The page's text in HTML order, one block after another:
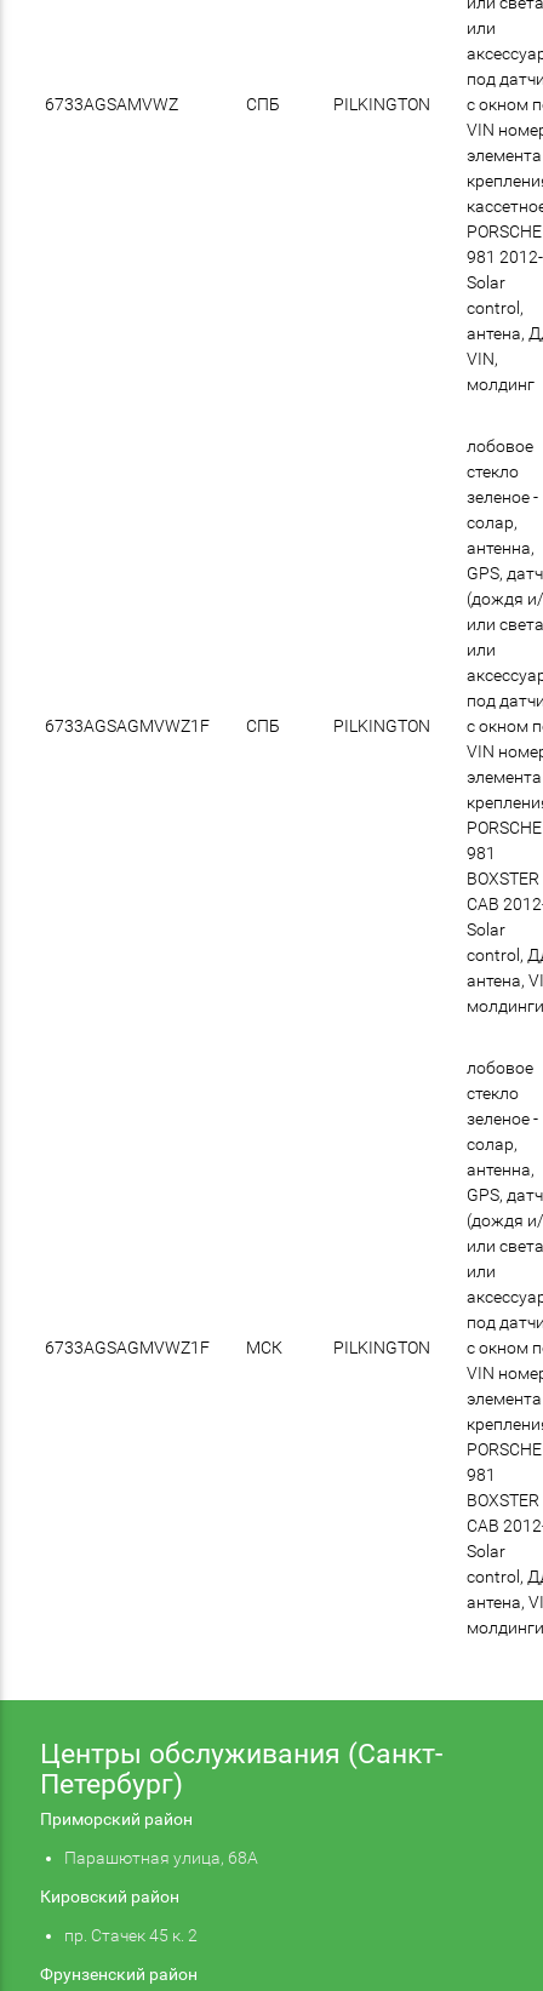
6733AGSAMVWZ СПБ PILKINGTON
или
под
с окном
VIN
PORSCHE
981 2012-
Solar
control,
антена,
VIN,
молдинг
6733AGSAGMVWZ1F СПБ PILKINGTON
лобовое
стекло
зеленое -
солар,
антенна,
GPS,
(дождя
или
или
под
с окном
VIN
PORSCHE
981
BOXSTER
CAB
Solar
control,
антена,
6733AGSAGMVWZ1F МСК PILKINGTON
лобовое
стекло
зеленое -
солар,
антенна,
GPS,
(дождя
или
или
под
с окном
VIN
PORSCHE
981
BOXSTER
CAB
Solar
control,
антена,
Центры обслуживания (Санкт-
Петербург)
Приморский район
Парашютная улица, 68А
Кировский район
пр. Стачек 45 к. 2
Фрунзенский район